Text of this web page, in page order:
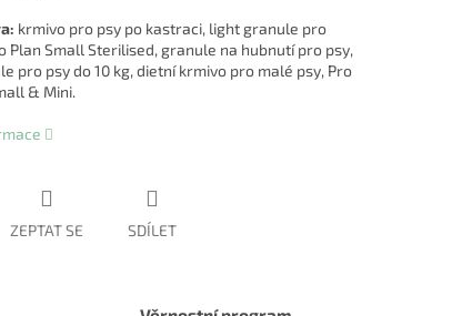
krmivo pro psy po kastraci, light granule pro
Plan Small Sterilised, granule na hubnutí pro psy,
pro psy do 10 kg, dietní krmivo pro malé psy, Pro
& Mini.
ZEPTAT SE SDÍLET